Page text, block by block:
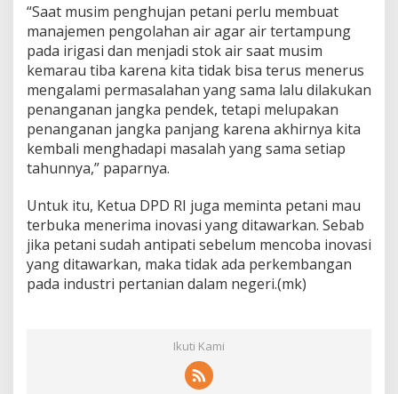
“Saat musim penghujan petani perlu membuat
manajemen pengolahan air agar air tertampung
pada irigasi dan menjadi stok air saat musim
kemarau tiba karena kita tidak bisa terus menerus
mengalami permasalahan yang sama lalu dilakukan
penanganan jangka pendek, tetapi melupakan
penanganan jangka panjang karena akhirnya kita
kembali menghadapi masalah yang sama setiap
tahunnya,” paparnya.
Untuk itu, Ketua DPD RI juga meminta petani mau
terbuka menerima inovasi yang ditawarkan. Sebab
jika petani sudah antipati sebelum mencoba inovasi
yang ditawarkan, maka tidak ada perkembangan
pada industri pertanian dalam negeri.(mk)
Ikuti Kami